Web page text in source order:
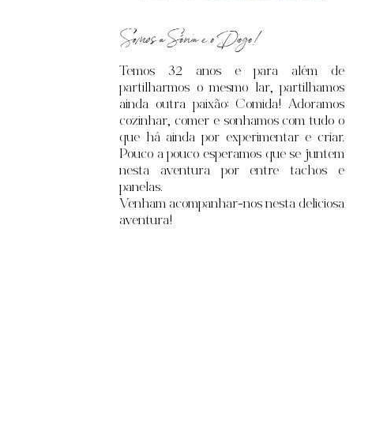
Somos a Sónia e o Diogo!
Temos 32anos e para além de
partilharmos o mesmo lar, partilhamos
ainda outra paixão: Comida! Adoramos
cozinhar, comer e sonhamos com tudo o
que há ainda por experimentar e criar.
Pouco a pouco esperamos que se juntem
nesta aventura por entre tachos e
panelas.
Venham acompanhar-nos nesta deliciosa
aventura!